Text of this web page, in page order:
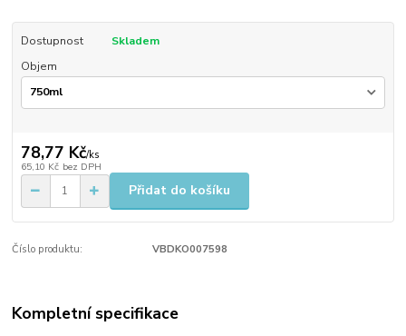
Dostupnost
Skladem
Objem
78,77 Kč/ks
65,10 Kč bez DPH
Přidat do košíku
Číslo produktu: VBDKO007598
Kompletní specifikace